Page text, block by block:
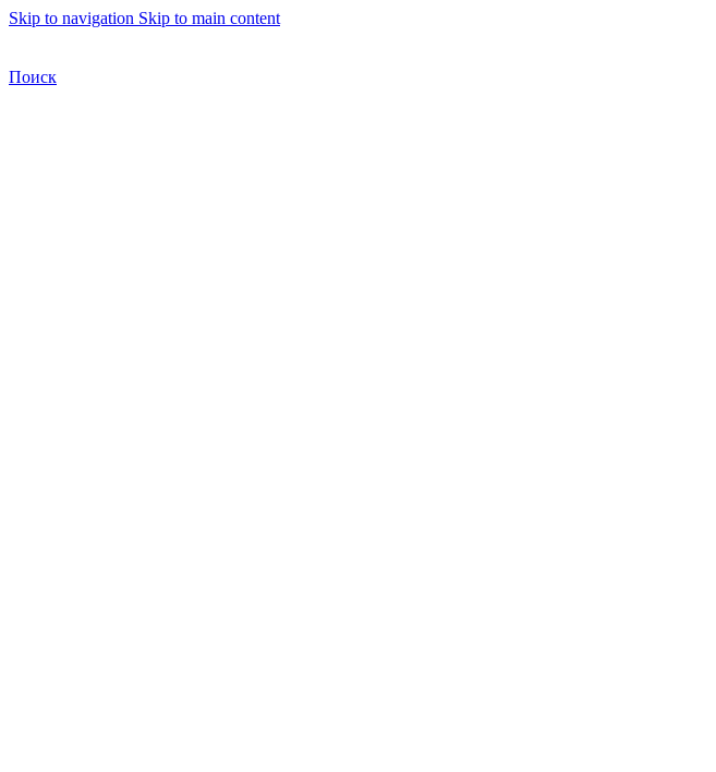
Skip to navigation Skip to main content
Поиск